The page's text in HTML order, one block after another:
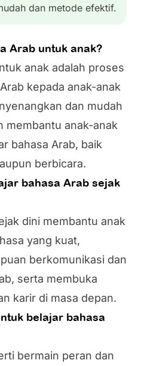
dan metode efektif.
Arab untuk anak?
anak adalah proses
kepada anak-anak
dan mudah
membantu anak-anak
bahasa Arab, baik
berbicara.
bahasa Arab sejak
dini membantu anak
yang kuat,
berkomunikasi dan
serta membuka
karir di masa depan.
belajar bahasa
bermain peran dan